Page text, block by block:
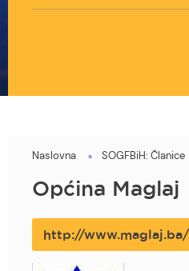
You
are
here
Naslovna SOGFBiH: Članice
Općina Maglaj
http://www.maglaj.ba/